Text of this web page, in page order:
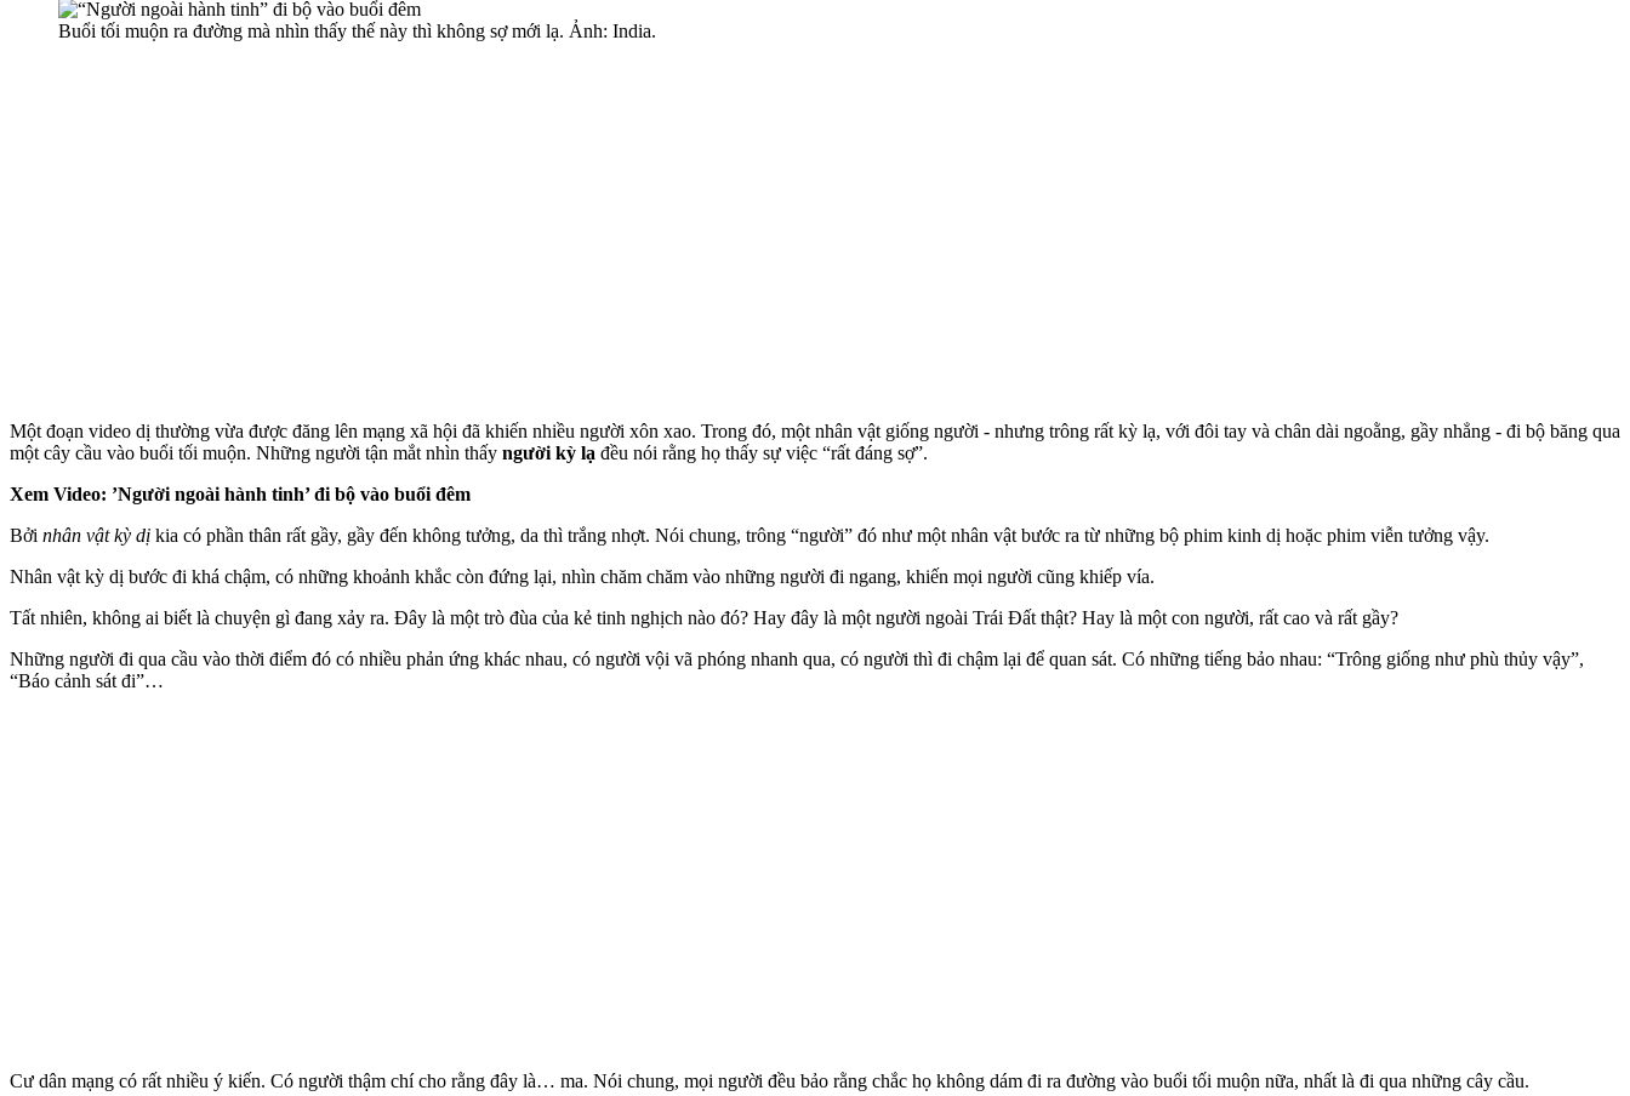
Buổi tối muộn ra đường mà nhìn thấy thế này thì không sợ mới lạ. Ảnh: India.
Một đoạn video dị thường vừa được đăng lên mạng xã hội đã khiến nhiều người xôn xao. Trong đó, một nhân vật giống người - nhưng trông rất kỳ lạ, với đôi tay và chân dài ngoằng, gầy nhẳng - đi bộ băng qua
một cây cầu vào buổi tối muộn. Những người tận mắt nhìn thấy người kỳ lạ đều nói rằng họ thấy sự việc “rất đáng sợ”.
Xem Video: ’Người ngoài hành tinh’ đi bộ vào buổi đêm
Bởi nhân vật kỳ dị kia có phần thân rất gầy, gầy đến không tưởng, da thì trắng nhợt. Nói chung, trông “người” đó như một nhân vật bước ra từ những bộ phim kinh dị hoặc phim viễn tưởng vậy.
Nhân vật kỳ dị bước đi khá chậm, có những khoảnh khắc còn đứng lại, nhìn chăm chăm vào những người đi ngang, khiến mọi người cũng khiếp vía.
Tất nhiên, không ai biết là chuyện gì đang xảy ra. Đây là một trò đùa của kẻ tinh nghịch nào đó? Hay đây là một người ngoài Trái Đất thật? Hay là một con người, rất cao và rất gầy?
Những người đi qua cầu vào thời điểm đó có nhiều phản ứng khác nhau, có người vội vã phóng nhanh qua, có người thì đi chậm lại để quan sát. Có những tiếng bảo nhau: “Trông giống như phù thủy vậy”,
“Báo cảnh sát đi”…
Cư dân mạng có rất nhiều ý kiến. Có người thậm chí cho rằng đây là… ma. Nói chung, mọi người đều bảo rằng chắc họ không dám đi ra đường vào buổi tối muộn nữa, nhất là đi qua những cây cầu.